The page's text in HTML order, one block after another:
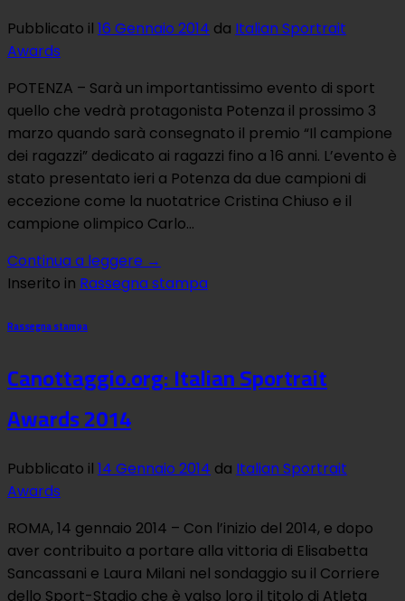
Pubblicato il 16 Gennaio 2014 da Italian Sportrait
Awards
POTENZA – Sarà un importantissimo evento di sport
quello che vedrà protagonista Potenza il prossimo 3
marzo quando sarà consegnato il premio “Il campione
dei ragazzi” dedicato ai ragazzi fino a 16 anni. L’evento è
stato presentato ieri a Potenza da due campioni di
eccezione come la nuotatrice Cristina Chiuso e il
campione olimpico Carlo…
Continua a leggere →
Inserito in Rassegna stampa
Rassegna stampa
Canottaggio.org: Italian Sportrait
Awards 2014
Pubblicato il 14 Gennaio 2014 da Italian Sportrait
Awards
ROMA, 14 gennaio 2014 – Con l’inizio del 2014, e dopo
aver contribuito a portare alla vittoria di Elisabetta
Sancassani e Laura Milani nel sondaggio su il Corriere
dello Sport-Stadio che è valso loro il titolo di Atleta